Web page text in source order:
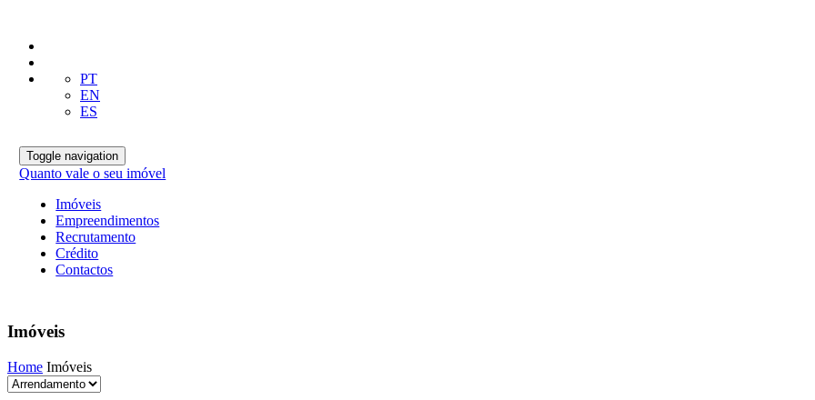
PT
EN
ES
Toggle navigation
Quanto vale o seu imóvel
Imóveis
Empreendimentos
Recrutamento
Crédito
Contactos
Imóveis
Home Imóveis